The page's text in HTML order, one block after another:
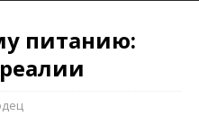
питанию: